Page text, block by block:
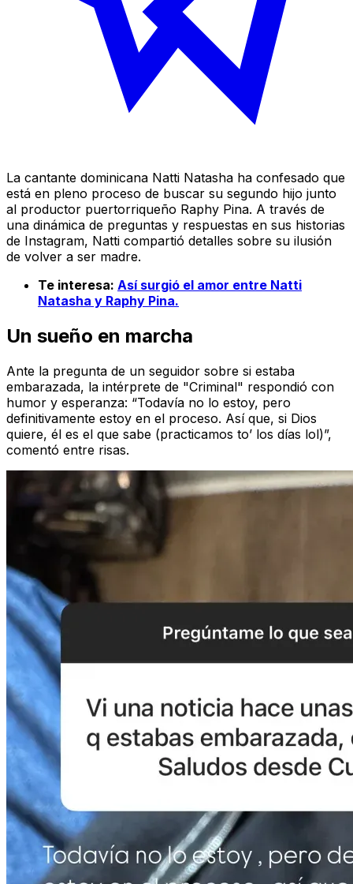
La cantante dominicana Natti Natasha ha confesado que
está en pleno proceso de buscar su segundo hijo junto
al productor puertorriqueño Raphy Pina. A través de
una dinámica de preguntas y respuestas en sus historias
de Instagram, Natti compartió detalles sobre su ilusión
de volver a ser madre.
Te interesa: Así surgió el amor entre Natti
Natasha y Raphy Pina.
Un sueño en marcha
Ante la pregunta de un seguidor sobre si estaba
embarazada, la intérprete de "Criminal" respondió con
humor y esperanza: “Todavía no lo estoy, pero
definitivamente estoy en el proceso. Así que, si Dios
quiere, él es el que sabe (practicamos to’ los días lol)”,
comentó entre risas.